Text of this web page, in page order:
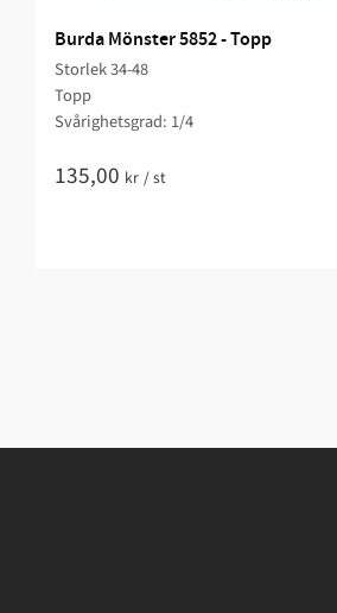
Burda Mönster 5852 - Topp
Storlek 34-48
Topp
Svårighetsgrad: 1/4​
135,00 kr /st